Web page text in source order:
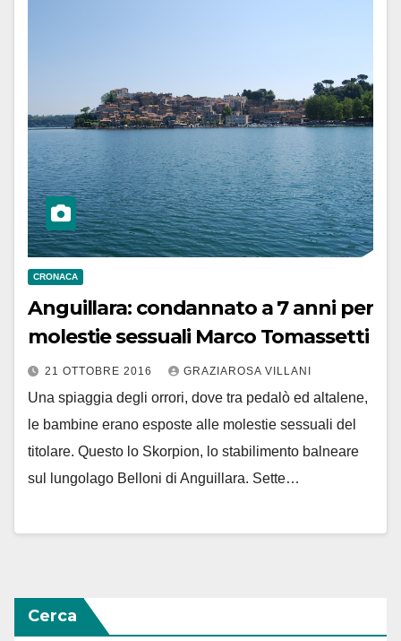
CRONACA
Anguillara: condannato a 7 anni per
molestie sessuali Marco Tomassetti
21 OTTOBRE 2016 GRAZIAROSA VILLANI
Una spiaggia degli orrori, dove tra pedalò ed altalene,
le bambine erano esposte alle molestie sessuali del
titolare. Questo lo Skorpion, lo stabilimento balneare
sul lungolago Belloni di Anguillara. Sette…
Cerca